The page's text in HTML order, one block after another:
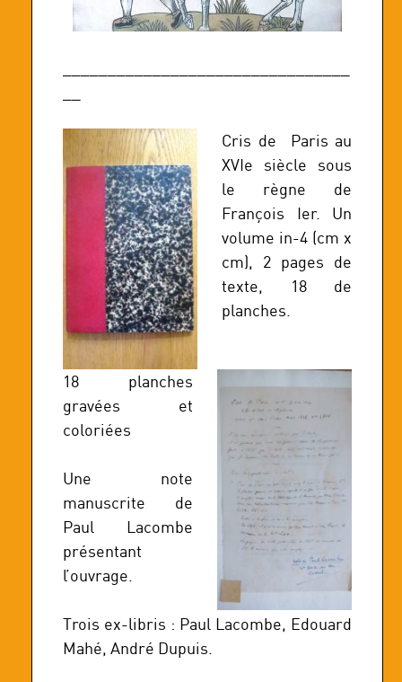
Cris de Paris au
XVIe siècle sous
le règne de
François Ier. Un
volume in-4 (cm x
cm), 2 pages de
texte, 18 de
planches.
18 planches
gravées et
coloriées
Une note
manuscrite de
Paul Lacombe
présentant
l’ouvrage.
Trois ex-libris : Paul Lacombe, Edouard
Mahé, André Dupuis.